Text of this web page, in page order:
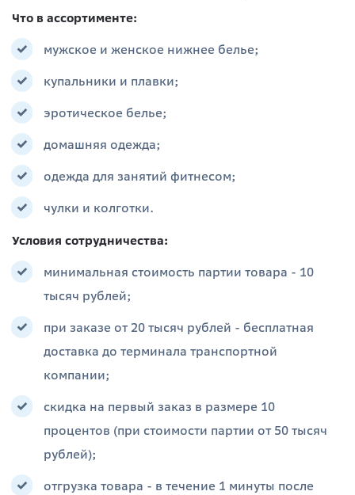
Что в ассортименте:
мужское и женское нижнее белье;
купальники и плавки;
эротическое белье;
домашняя одежда;
одежда для занятий фитнесом;
чулки и колготки.
Условия сотрудничества:
минимальная стоимость партии товара - 10
тысяч рублей;
при заказе от 20 тысяч рублей - бесплатная
доставка до терминала транспортной
компании;
скидка на первый заказ в размере 10
процентов (при стоимости партии от 50 тысяч
рублей);
отгрузка товара - в течение 1 минуты после